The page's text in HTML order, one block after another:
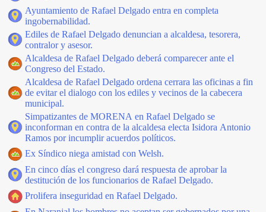
Ayuntamiento de Rafael Delgado entra en completa
ingobernabilidad.
Ediles de Rafael Delgado denuncian a alcaldesa, tesorera,
contralor y asesor.
Alcaldesa de Rafael Delgado deberá comparecer ante el
Congreso del Estado.
Alcaldesa de Rafael Delgado ordena cerrara las oficinas a fin
de evitar el dialogo con los ediles y vecinos de la cabecera
municipal.
Simpatizantes de MORENA en Rafael Delgado se
inconforman en contra de la alcaldesa electa Isidora Antonio
Ramos por incumplir acuerdos políticos.
Ex Síndico niega amistad con Welsh.
En cinco días el congreso dará respuesta de aprobar la
destitución de los funcionarios de Rafael Delgado.
Prolifera inseguridad en Rafael Delgado.